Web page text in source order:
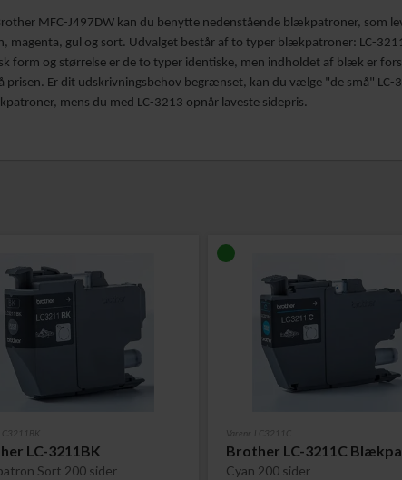
MFC-J497DW kan du benytte nedenstående blækpatroner, som
magenta, gul og sort. Udvalget består af to typer blækpatroner: LC-
form og størrelse er de to typer identiske, men indholdet af blæk er
prisen. Er dit udskrivningsbehov begrænset, kan du vælge "de små" LC-
mens du med LC-3213 opnår laveste sidepris.
LC-3211BK
Sort 200 sider
Varenr. LC3211C
Brother LC-3211C
Cyan 200 sider